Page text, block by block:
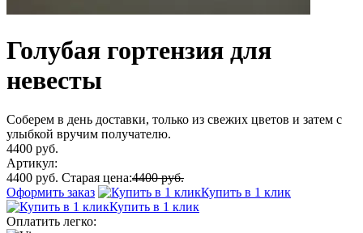
Голубая гортензия для
невесты
Соберем в день доставки, только из свежих цветов и затем с
улыбкой вручим получателю.
4400 руб.
Артикул:
4400 руб. Старая цена:4400 руб.
Оформить заказ
Купить в 1 клик
Купить в 1 клик
Оплатить легко: